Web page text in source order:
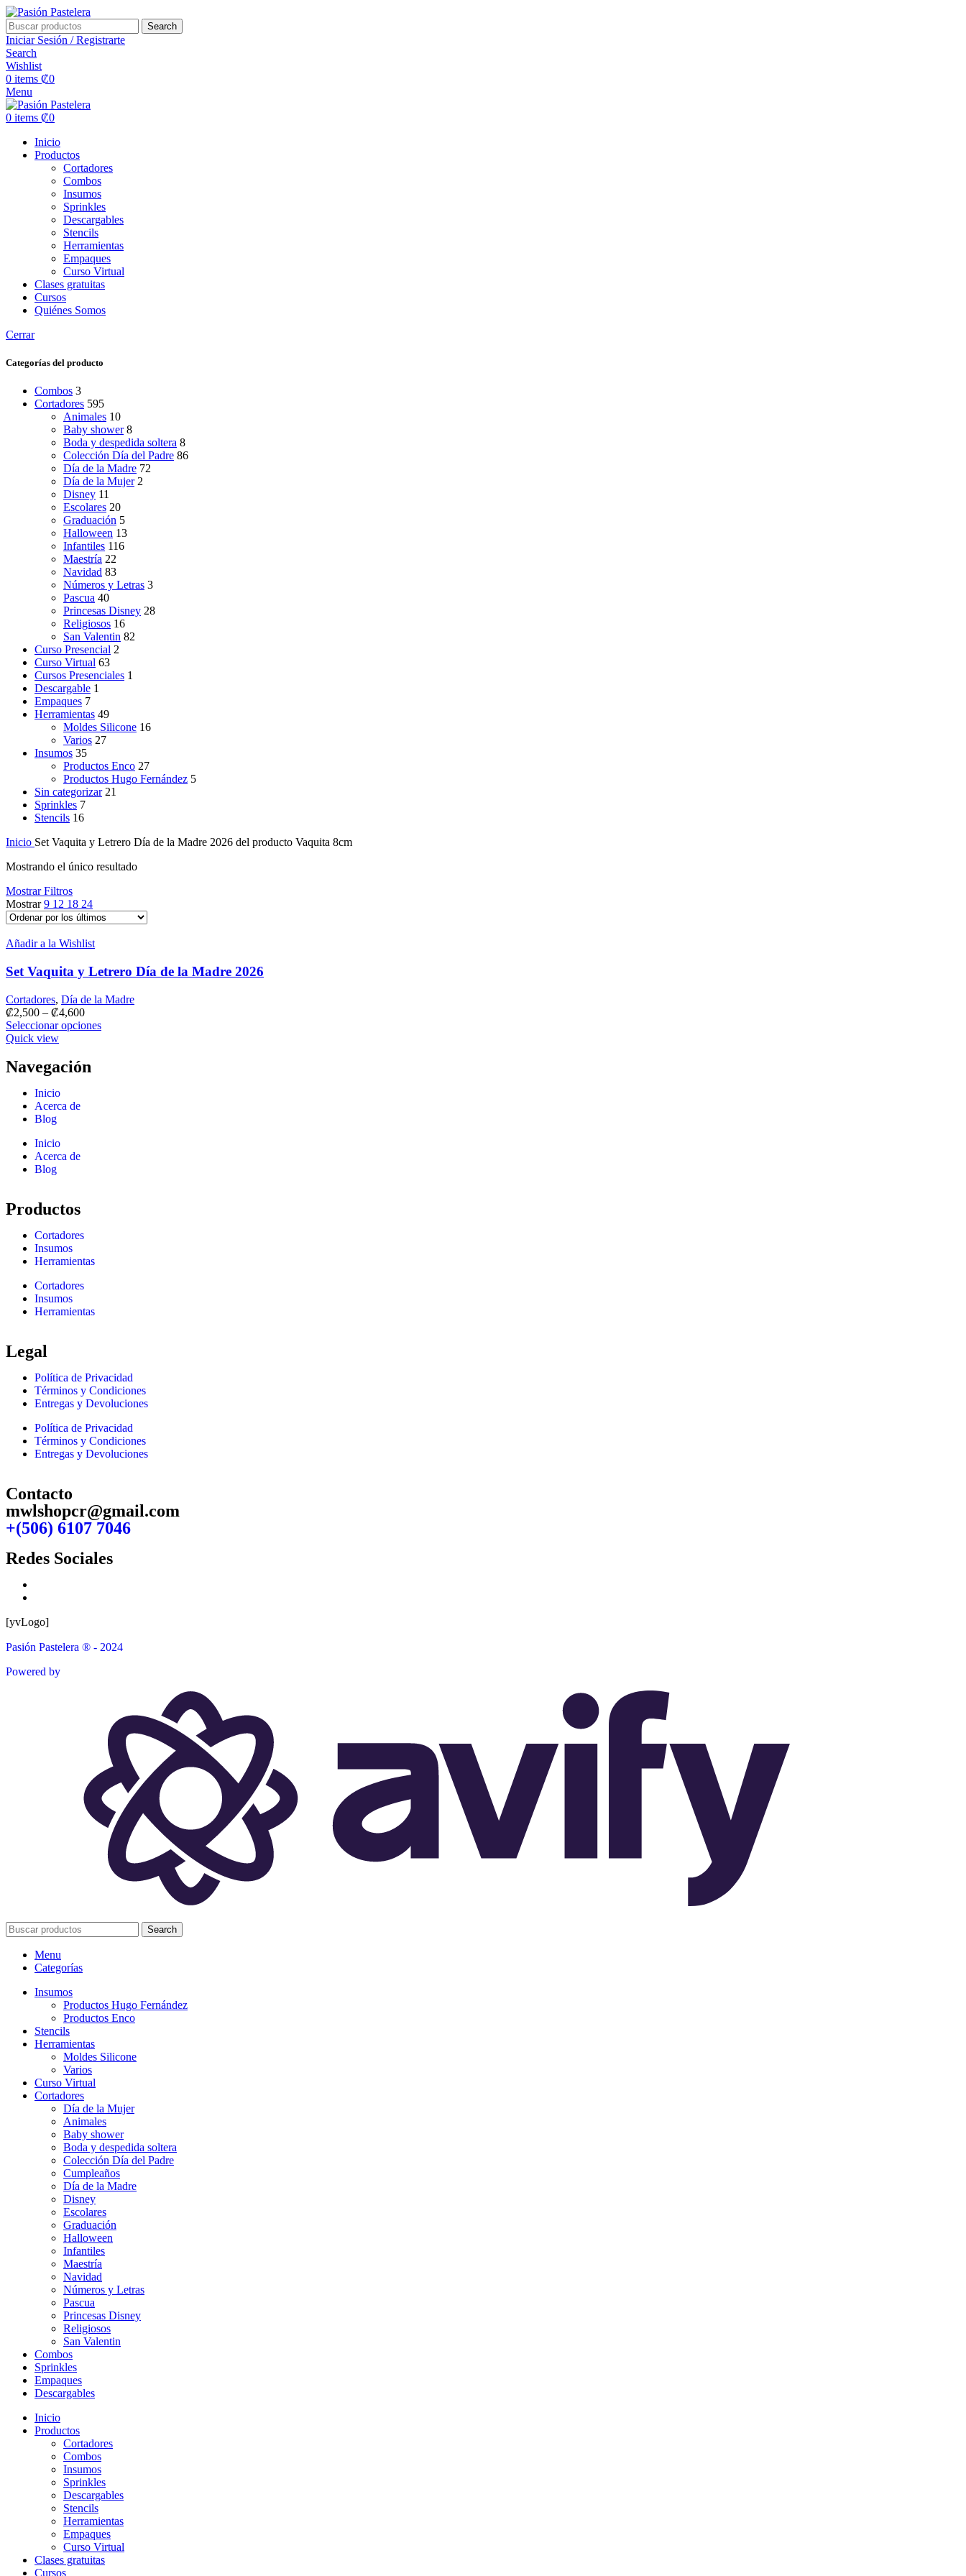
Search
Iniciar Sesión / Registrarte
Search
Wishlist
0 items ₡0
Menu
0 items ₡0
Inicio
Productos
Cortadores
Combos
Insumos
Sprinkles
Descargables
Stencils
Herramientas
Empaques
Curso Virtual
Clases gratuitas
Cursos
Quiénes Somos
Cerrar
Categorías del producto
Combos 3
Cortadores 595
Animales 10
Baby shower 8
Boda y despedida soltera 8
Colección Día del Padre 86
Día de la Madre 72
Día de la Mujer 2
Disney 11
Escolares 20
Graduación 5
Halloween 13
Infantiles 116
Maestría 22
Navidad 83
Números y Letras 3
Pascua 40
Princesas Disney 28
Religiosos 16
San Valentin 82
Curso Presencial 2
Curso Virtual 63
Cursos Presenciales 1
Descargable 1
Empaques 7
Herramientas 49
Moldes Silicone 16
Varios 27
Insumos 35
Productos Enco 27
Productos Hugo Fernández 5
Sin categorizar 21
Sprinkles 7
Stencils 16
Inicio Set Vaquita y Letrero Día de la Madre 2026 del producto Vaquita 8cm
Mostrando el único resultado
Mostrar Filtros
Mostrar9 12 18 24
Añadir a la Wishlist
Set Vaquita y Letrero Día de la Madre 2026
Cortadores, Día de la Madre
₡2,500 – ₡4,600
Seleccionar opciones
Quick view
Navegación
Inicio
Acerca de
Blog
Inicio
Acerca de
Blog
Productos
Cortadores
Insumos
Herramientas
Cortadores
Insumos
Herramientas
Legal
Política de Privacidad
Términos y Condiciones
Entregas y Devoluciones
Política de Privacidad
Términos y Condiciones
Entregas y Devoluciones
Contacto
mwlshopcr@gmail.com
+(506) 6107 7046
Redes Sociales
[yvLogo]
Pasión Pastelera ® - 2024
Powered by
Search
Menu
Categorías
Insumos
Productos Hugo Fernández
Productos Enco
Stencils
Herramientas
Moldes Silicone
Varios
Curso Virtual
Cortadores
Día de la Mujer
Animales
Baby shower
Boda y despedida soltera
Colección Día del Padre
Cumpleaños
Día de la Madre
Disney
Escolares
Graduación
Halloween
Infantiles
Maestría
Navidad
Números y Letras
Pascua
Princesas Disney
Religiosos
San Valentin
Combos
Sprinkles
Empaques
Descargables
Inicio
Productos
Cortadores
Combos
Insumos
Sprinkles
Descargables
Stencils
Herramientas
Empaques
Curso Virtual
Clases gratuitas
Cursos